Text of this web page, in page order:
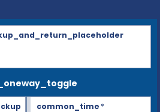
common_time*